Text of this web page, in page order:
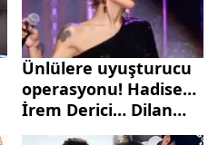
Ünlülere uyuşturucu
operasyonu! Hadise…
İrem Derici… Dilan
Polat…